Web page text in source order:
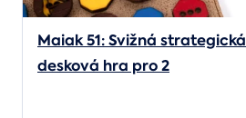
Maiak 51: Svižná strategická
desková hra pro 2